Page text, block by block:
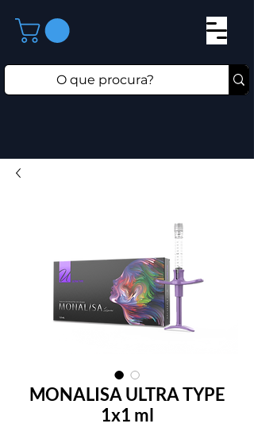
MONALISA ULTRA TYPE
1x1 ml